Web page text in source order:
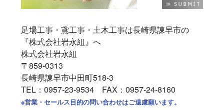
足場工事・鳶工事・土木工事は長崎県諫早市の
『株式会社岩永組』へ
株式会社岩永組
〒859-0313
長崎県諫早市中田町518-3
TEL：0957-23-9534 FAX：0957-24-8160
※営業・セールス目的の問い合わせはご遠慮願います。